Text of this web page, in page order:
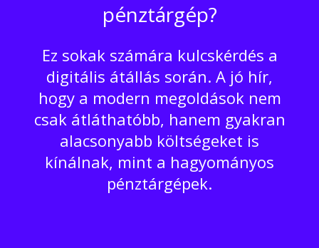
pénztárgép?
Ez sokak számára kulcskérdés a
digitális átállás során. A jó hír,
hogy a modern megoldások nem
csak átláthatóbb, hanem gyakran
alacsonyabb költségeket is
kínálnak, mint a hagyományos
pénztárgépek.